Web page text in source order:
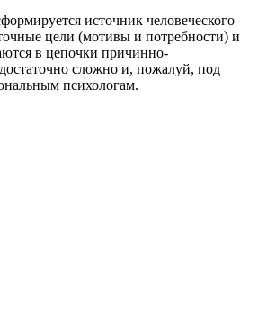
источник человеческого
цели (мотивы и потребности) и
в цепочки причинно-
сложно и, пожалуй, под
психологам.